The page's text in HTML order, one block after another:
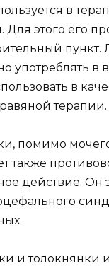
в
этого его
пункт.
употреблять в
в
терапии.
помимо
также
действие. Он
и толокнянки